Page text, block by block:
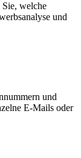
Sie, welche
und
und
E-Mails oder